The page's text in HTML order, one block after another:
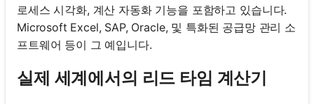
로세스 시각화, 계산 자동화 기능을 포함하고 있습니다.
Microsoft Excel, SAP, Oracle, 및 특화된 공급망 관리 소
프트웨어 등이 그 예입니다.
실제 세계에서의 리드 타임 계산기